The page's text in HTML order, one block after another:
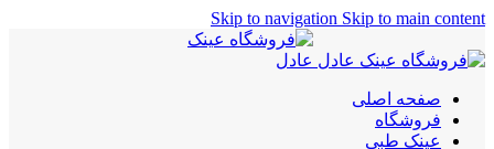
Skip to navigation Skip to main content
صفحه اصلی
فروشگاه
عینک طبی